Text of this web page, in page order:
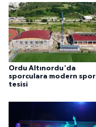
Ordu Altınordu'da
sporculara modern spor
tesisi